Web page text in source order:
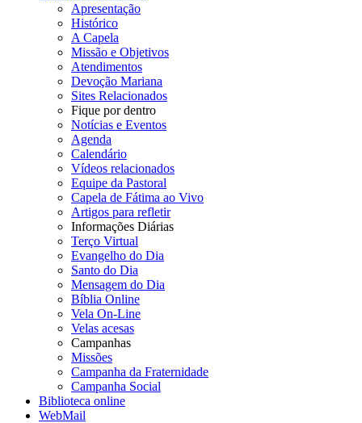
Apresentação
Histórico
A Capela
Missão e Objetivos
Atendimentos
Devoção Mariana
Sites Relacionados
Fique por dentro
Notícias e Eventos
Agenda
Calendário
Vídeos relacionados
Equipe da Pastoral
Capela de Fátima ao Vivo
Artigos para refletir
Informações Diárias
Terço Virtual
Evangelho do Dia
Santo do Dia
Mensagem do Dia
Bíblia Online
Vela On-Line
Velas acesas
Campanhas
Missões
Campanha da Fraternidade
Campanha Social
Biblioteca online
WebMail